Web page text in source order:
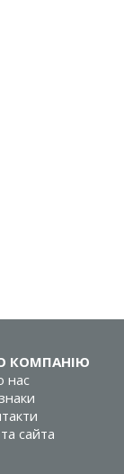
КОМПАНІЮ
нас
сайта